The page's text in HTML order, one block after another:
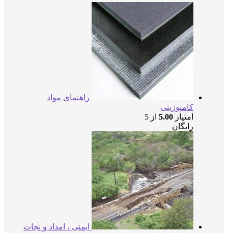
راهنمای مواد
کامپوزیتی
5.00از 5
ایمنی ، امداد و نجات